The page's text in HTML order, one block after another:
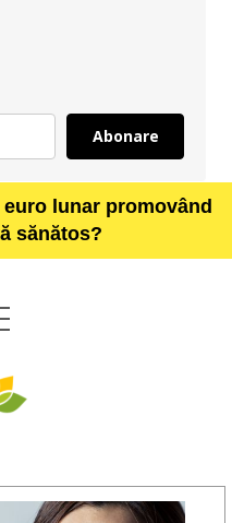
Abonare
lunar promovând
sănătos?